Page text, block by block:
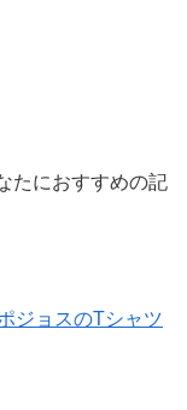
たにおすすめの記
ジョスのTシャツ